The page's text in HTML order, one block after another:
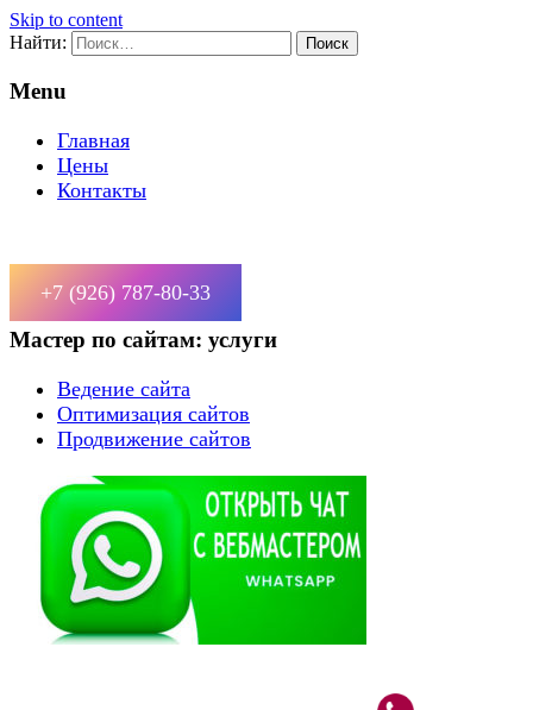
Skip to content
Найти:
Menu
Главная
Цены
Контакты
+7 (926) 787-80-33
Мастер по сайтам: услуги
Ведение сайта
Оптимизация сайтов
Продвижение сайтов